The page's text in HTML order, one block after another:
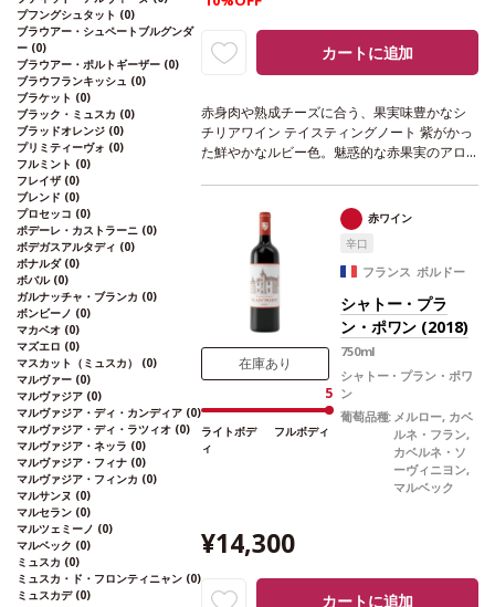
プフングシュタット (0)
ブラウアー・シュペートブルグンダ
ー (0)
ブラウアー・ポルトギーザー (0)
ブラウフランキッシュ (0)
ブラケット (0)
ブラック・ミュスカ (0)
ブラッドオレンジ (0)
プリミティーヴォ (0)
フルミント (0)
フレイザ (0)
ブレンド (0)
プロセッコ (0)
ポデーレ・カストラーニ (0)
ボデガスアルタディ (0)
ボナルダ (0)
ボバル (0)
ガルナッチャ・ブランカ (0)
ボンビーノ (0)
マカベオ (0)
マズエロ (0)
マスカット（ミュスカ） (0)
マルヴァー (0)
マルヴァジア (0)
マルヴァジア・ディ・カンディア (0)
マルヴァジア・ディ・ラツィオ (0)
マルヴァジア・ネッラ (0)
マルヴァジア・フィナ (0)
マルヴァジア・フィンカ (0)
マルサンヌ (0)
マルセラン (0)
マルツェミーノ (0)
マルベック (0)
ミュスカ (0)
ミュスカ・ド・フロンティニャン (0)
ミュスカデ (0)
カートに追加
赤身肉や熟成チーズに合う、果実味豊かなシ
チリアワイン テイスティングノート 紫がかっ
た鮮やかなルビー色。魅惑的な赤果実のアロ
ーストした赤身肉、ジビエ、熟成チーズとハ
チミツなどと好相性
葡萄品種
*本ヴィンテージが在庫切れの場合、在庫があ
り価格が同様の場合は自動的に次のヴィンテ
ージに変更されます、ご了承ください。
在庫あり
5
ライトボデ
ィ
フルボディ
赤ワイン
辛口
フランス ボルドー
シャトー・プラ
ン・ポワン (2018)
750ml
シャトー・プラン・ポワ
ン
葡萄品種: メルロー, カベ
ルネ・フラン,
カベルネ・ソ
ーヴィニヨン,
マルベック
¥14,300
カートに追加